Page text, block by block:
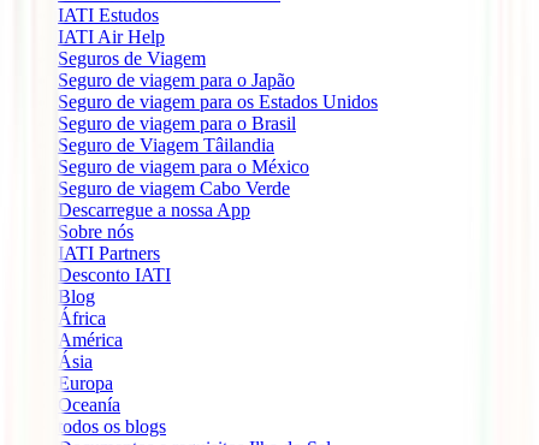
IATI Estudos
IATI Air Help
Seguros de Viagem
Seguro de viagem para o Japão
Seguro de viagem para os Estados Unidos
Seguro de viagem para o Brasil
Seguro de Viagem Tâilandia
Seguro de viagem para o México
Seguro de viagem Cabo Verde
Descarregue a nossa App
Sobre nós
IATI Partners
Desconto IATI
Blog
África
América
Ásia
Europa
Oceanía
todos os blogs